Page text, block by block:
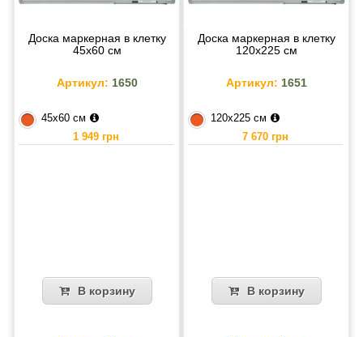
Доска маркерная в клетку
45х60 см
Артикул: 1650
45х60 см
1 949 грн
В корзину
Доска маркерная в клетку
120х225 см
Артикул: 1651
120х225 см
7 670 грн
В корзину